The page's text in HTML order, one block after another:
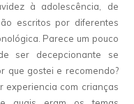
à adolescência, de
escritos por diferentes
Parece um pouco
ser decepcionante se
que gostei e recomendo?
experiencia com crianças